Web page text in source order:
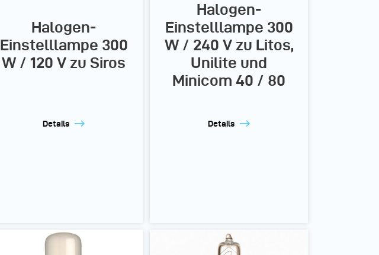
Halogen-
Einstelllampe 300
W / 120 V zu Siros
Details
Halogen-
Einstelllampe 300
W / 240 V zu Litos,
Unilite und
Minicom 40 / 80
Details